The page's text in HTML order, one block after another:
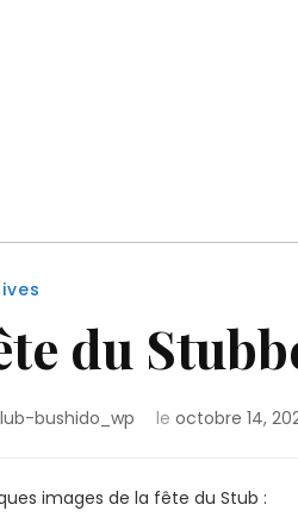
du
bushido_wp le octobre 14,
images de la fête du Stub :